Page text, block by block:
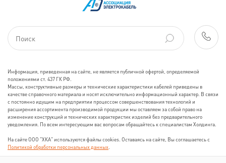
Информация, приведенная на сайте, не является публичной офертой, определяемой
положениями ст. 437 ГК РФ.
Массы, конструктивные размеры и технические характеристики кабелей приведены в
качестве справочного материала и носят исключительно информационный характер. В связи
с постоянно идущим на предприятии процессом совершенствования технологий и
расширения ассортимента производимой продукции мы оставляем за собой право на
изменение конструкций и технических характеристик изделий без предварительного
уведомления. По всем интересующим вас вопросам обращайтесь к специалистам Холдинга.
На сайте ООО "ХКА" используются файлы cookies. Оставаясь на сайте, Вы соглашаетесь с
Политикой обработки персональных данных